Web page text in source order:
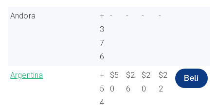
Andora
+
3
7
6
- - - -
Argentina
+
5
4
$5
0
$2
6
$2
0
$2
2
Beli